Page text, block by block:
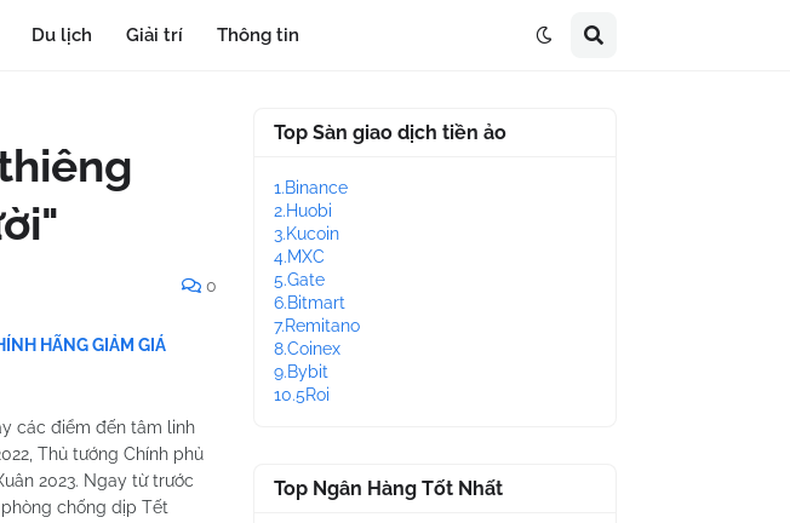
Du lịch Giải trí Thông tin
0
HÃNG GIẢM GIÁ
các điểm đến tâm linh
Thủ tướng Chính phủ
2023. Ngay từ trước
chống dịp Tết
Top Sàn giao dịch tiền ảo
1.Binance
2.Huobi
3.Kucoin
4.MXC
5.Gate
6.Bitmart
7.Remitano
8.Coinex
9.Bybit
10.5Roi
Top Ngân Hàng Tốt Nhất